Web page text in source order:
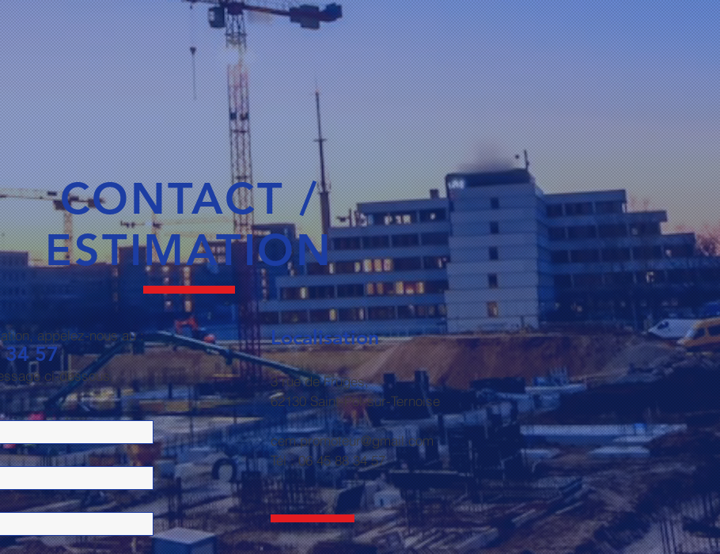
CONTACT /
ESTIMATION
appelez-nous au :
34 57
ci-dessous.
Localisation
3 rue de Fruges,
62130 Saint-Pol-sur-Ternoise
cem.promoteur@gmail.com
Tél : 06 45 88 34 57